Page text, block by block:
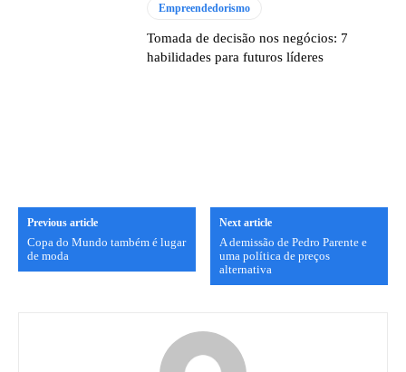
Empreendedorismo
Tomada de decisão nos negócios: 7
habilidades para futuros líderes
Previous article
Copa do Mundo também é lugar
de moda
Next article
A demissão de Pedro Parente e
uma política de preços
alternativa